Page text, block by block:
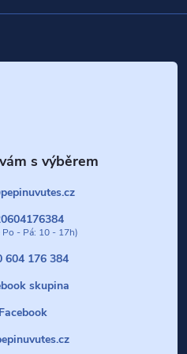
pepinuvutes.cz
604 176 384
skupina
Facebook